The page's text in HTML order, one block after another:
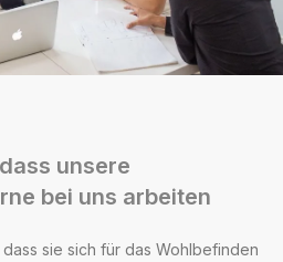
unsere
bei uns arbeiten
sie sich für das Wohlbefinden